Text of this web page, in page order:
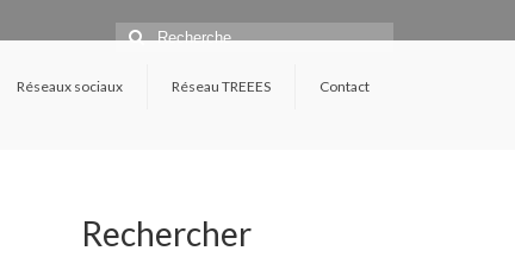
Rechercher
Réseaux sociaux Réseau TREEES Contact
Rechercher